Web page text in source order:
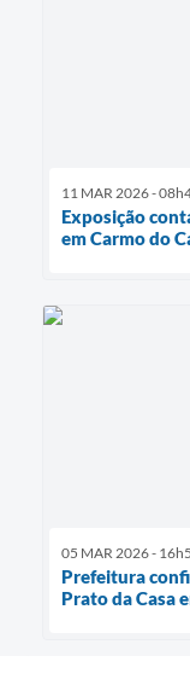
11 MAR 2026 -
Exposição
em Carmo do
05 MAR 2026 -
Prefeitura
Prato da Casa